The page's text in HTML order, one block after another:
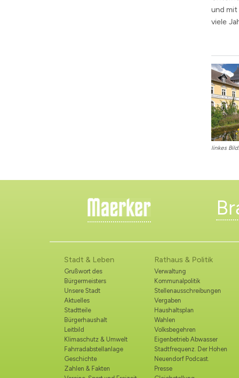
und
viele
linkes
Stadt & Leben
Grußwort des
Bürgermeisters
Unsere Stadt
Aktuelles
Stadtteile
Bürgerhaushalt
Leitbild
Klimaschutz & Umwelt
Fahrradabstellanlage
Geschichte
Zahlen & Fakten
Rathaus & Politik
Verwaltung
Kommunalpolitik
Stellenausschreibungen
Vergaben
Haushaltsplan
Wahlen
Volksbegehren
Eigenbetrieb Abwasser
Stadtfrequenz. Der Hohen
Neuendorf Podcast.
Presse